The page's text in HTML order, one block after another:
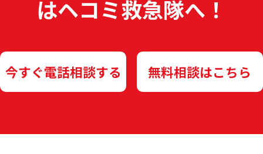
はヘコミ救急隊へ！
今すぐ電話相談する 無料相談はこちら